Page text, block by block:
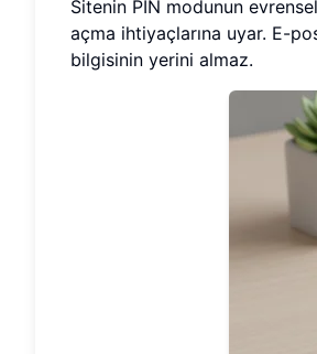
Sitenin PIN modunun
açma ihtiyaçlarına uyar. E-
bilgisinin yerini almaz.